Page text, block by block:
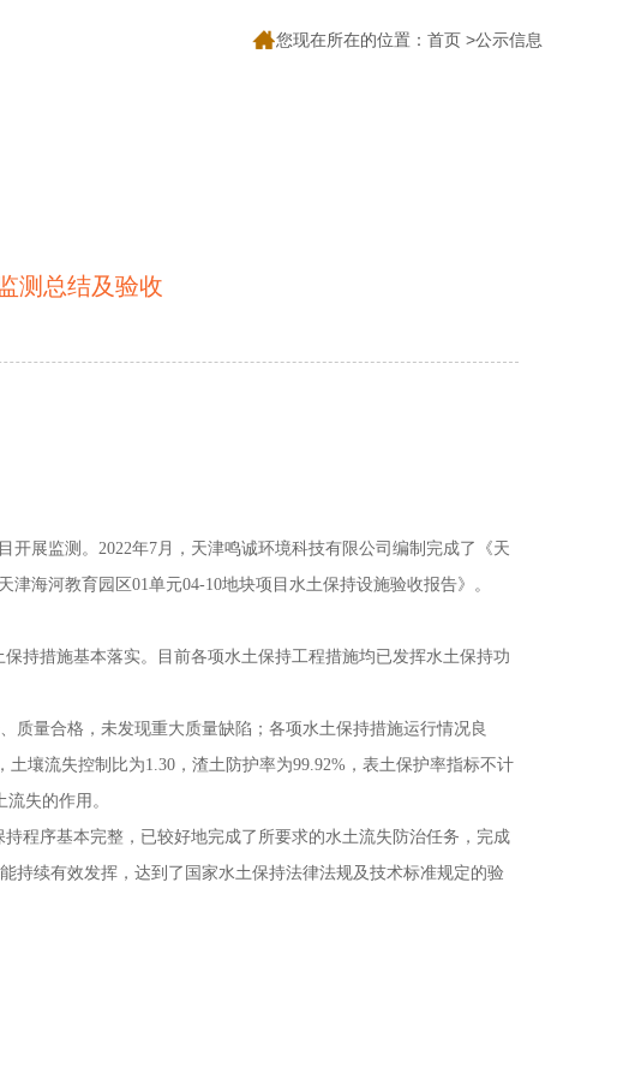
您现在所在的位置： 首页 >公示信息
测总结及验收
展监测。2022年7月，天津鸣诚环境科技有限公司编制完成了《天
海河教育园区01单元04-10地块项目水土保持设施验收报告》。
持措施基本落实。目前各项水土保持工程措施均已发挥水土保持功
质量合格，未发现重大质量缺陷；各项水土保持措施运行情况良
土壤流失控制比为1.30，渣土防护率为99.92%，表土保护率指标不计
失的作用。
程序基本完整，已较好地完成了所要求的水土流失防治任务，完成
持续有效发挥，达到了国家水土保持法律法规及技术标准规定的验